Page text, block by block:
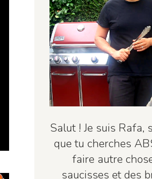
Salut ! Je suis Rafa,
que tu cherches
faire autre
saucisses et des